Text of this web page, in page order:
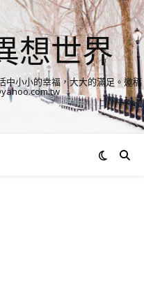
想世界
中小小的幸福，大大的滿足。邀稿